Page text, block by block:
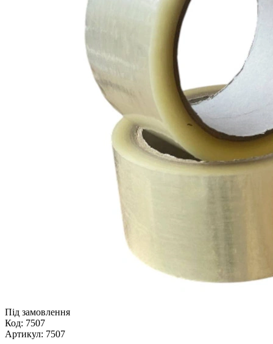
Під замовлення
Код: 7507
Артикул: 7507